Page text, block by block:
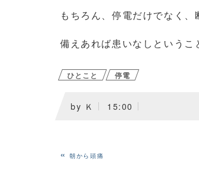
もちろん、停電だけでなく、
備えあれば患いなしというこ
ひとこと 停電
by Ｋ 15:00
«朝から頭痛